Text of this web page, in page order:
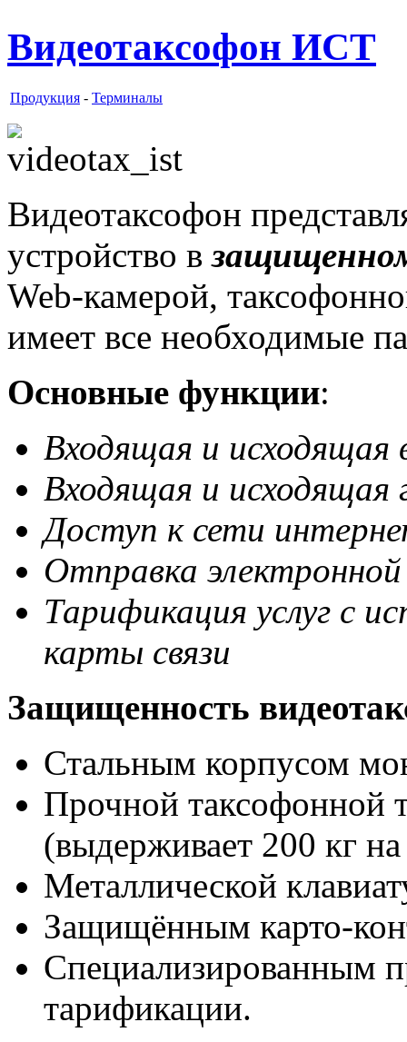
Видеотаксофон ИСТ
Продукция - Терминалы
Видеотаксофон
устройство в
Web-камерой,
имеет все необходимые
Основные функции:
Входящая и исходящая
Входящая и исходящая
Доступ к сети
Отправка
Тарификация услуг с
карты связи
Защищенность
Стальным корпусом
Прочной таксофонной
(выдерживает 200 кг
Металлической
Защищённым карто-
Специализированным
тарификации.